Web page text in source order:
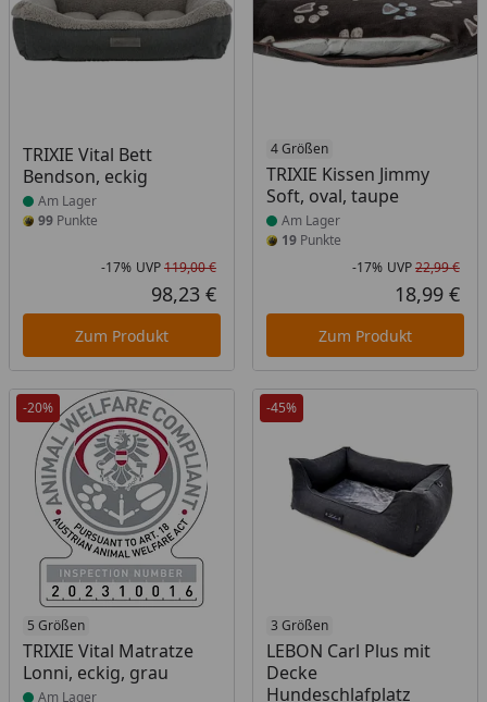
TRIXIE Vital Bett
Bendson, eckig
Produkt am Lager
Am Lager
99 Punkte
Rabatt in Prozent
-17%
Ursprünglicher Preis
UVP119,00 €
Aktueller Preis
98,23 €
Zum Produkt
4 Größen
TRIXIE Kissen Jimmy
Soft, oval, taupe
Produkt am Lager
Am Lager
19Punkte
-17% UVP22,99 €
18,99 €
Zum Produkt
-20%
5 Größen
TRIXIE Vital Matratze
Lonni, eckig, grau
Produkt am Lager
Am Lager
-45%
3 Größen
LEBON Carl Plus mit
Decke
Hundeschlafplatz
Produkt am Lager